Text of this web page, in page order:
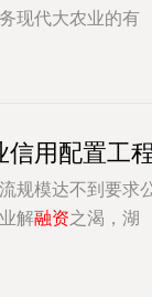
现代大农业的有
信用配置工
规模达不到要
解融资之渴，湖